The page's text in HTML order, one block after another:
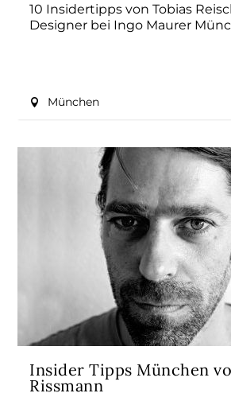
10 Insidertipps von Tobias
Designer bei Ingo Maurer
München
Insider Tipps München
Rissmann